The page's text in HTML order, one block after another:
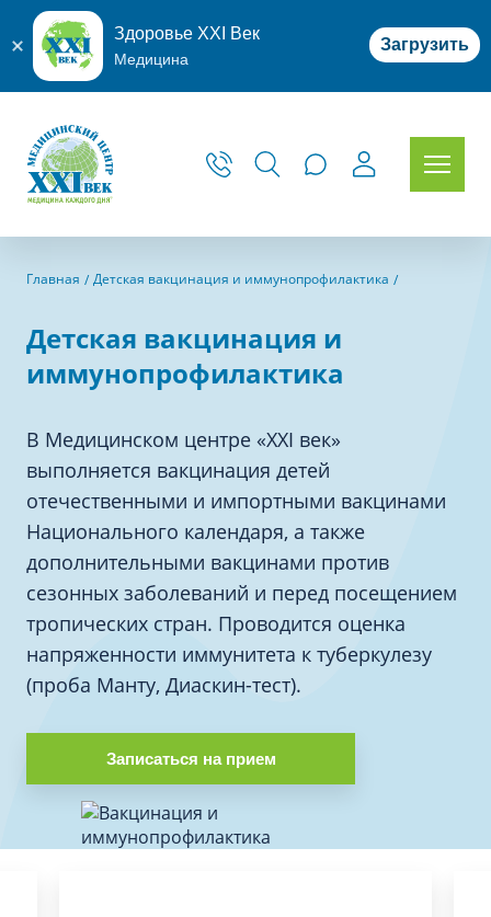
Здоровье XXI Век
Медицина
Загрузить
Главная Детская вакцинация и иммунопрофилактика
Детская вакцинация и
иммунопрофилактика
В Медицинском центре «XXI век»
выполняется вакцинация детей
отечественными и импортными вакцинами
Национального календаря, а также
дополнительными вакцинами против
сезонных заболеваний и перед посещением
тропических стран. Проводится оценка
напряженности иммунитета к туберкулезу
(проба Манту, Диаскин-тест).
Записаться на прием